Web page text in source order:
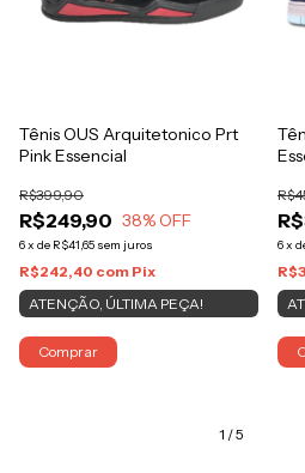
Tênis OUS Arquitetonico Prt
Pink Essencial
R$249,90
R$399,90
38% OFF
6x de R$41,65 sem juros
R$242,40 com Pix
ATENÇÃO, ÚLTIMA PEÇA!
Comprar
6x
1 /5